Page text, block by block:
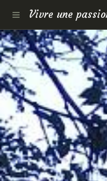
Vivre une